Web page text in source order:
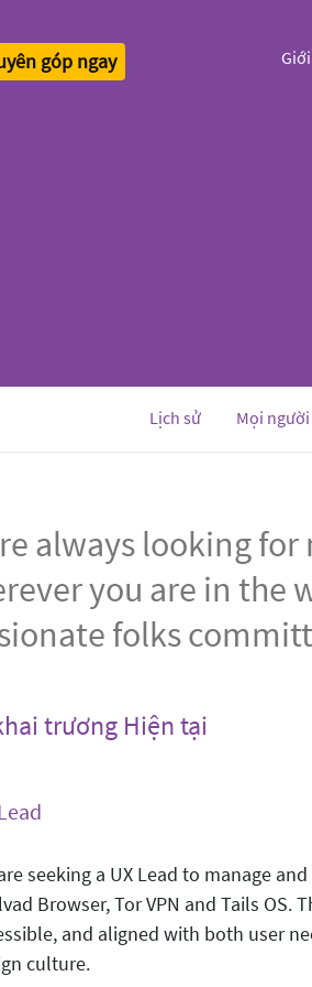
góp ngay
Lịch sử Mọi người
always looking
you are in the
folks
trương Hiện tại
seeking a UX Lead to manage
Browser, Tor VPN and Tails
and aligned with both user
culture.